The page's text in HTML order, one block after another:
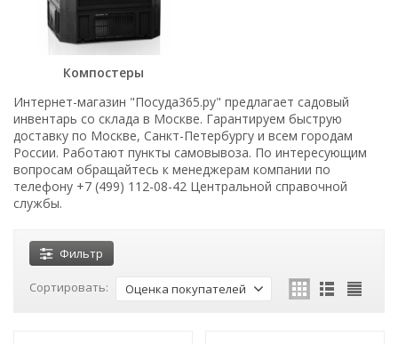
Компостеры
Интернет-магазин "Посуда365.ру" предлагает садовый
инвентарь со склада в Москве. Гарантируем быструю
доставку по Москве, Санкт-Петербургу и всем городам
России. Работают пункты самовывоза. По интересующим
вопросам обращайтесь к менеджерам компании по
телефону +7 (499) 112-08-42 Центральной справочной
службы.
Фильтр
Сортировать: Оценка покупателей